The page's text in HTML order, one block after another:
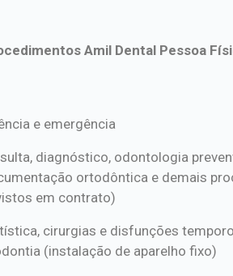
Amil Dental Pessoa
Amil Dental Pessoa
e emergência
diagnóstico, odontologia
ortodôntica e demais
em contrato)
cirurgias e disfunções
(instalação de aparelho fixo)